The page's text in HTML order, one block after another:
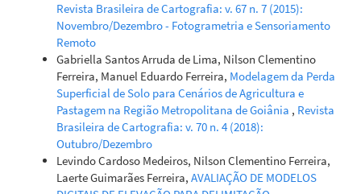
Marcelo Scolari Gosch, Leandro Leal Parente, Claudinei
Oliveira dos Santos, Vinícius Vieira Mesquita, Laerte
Guimarães Ferreira(2021)
Landsat-based assessment of the quantitative and
qualitative dynamics of the pasture areas in rural
settlements in the Cerrado biome, Brazil.Applied
Geography, 136, 102585.
10.1016/j.apgeog.2021.102585
Revista Brasileira de Cartografia: v. 67 n. 7 (2015):
Novembro/Dezembro - Fotogrametria e Sensoriamento
Remoto
Gabriella Santos Arruda de Lima, Nilson Clementino
Ferreira, Manuel Eduardo Ferreira, Modelagem da Perda
Superficial de Solo para Cenários de Agricultura e
Pastagem na Região Metropolitana de Goiânia , Revista
Brasileira de Cartografia: v. 70 n. 4 (2018):
Outubro/Dezembro
Levindo Cardoso Medeiros, Nilson Clementino Ferreira,
Laerte Guimarães Ferreira, AVALIAÇÃO DE MODELOS